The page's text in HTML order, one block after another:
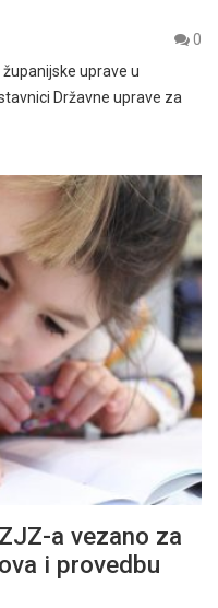
0
županijske uprave u
Državne uprave za
a vezano za
i provedbu